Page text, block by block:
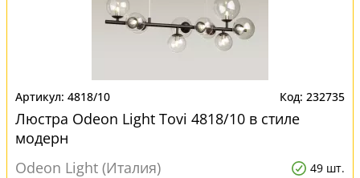
4818/10 232735
Люстра Odeon Light Tovi 4818/10 в стиле
модерн
Odeon Light (Италия)
49 шт.